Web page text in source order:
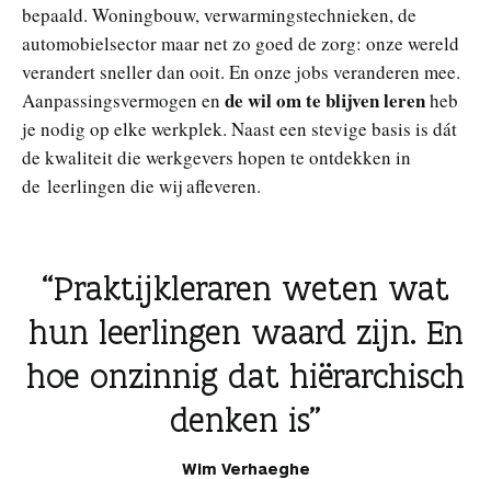
bepaald. Woningbouw, verwarmingstechnieken, de
automobielsector maar net zo goed de zorg: onze wereld
verandert sneller dan ooit. En onze jobs veranderen mee.
Aanpassingsvermogen en de wil om te blijven lerenheb
je nodig op elke werkplek. Naast een stevige basis is dát
de kwaliteit die werkgevers hopen te ontdekken in
de leerlingen die wij afleveren.
Praktijkleraren weten wat
hun leerlingen waard zijn. En
hoe onzinnig dat hiërarchisch
denken is
Wim Verhaeghe